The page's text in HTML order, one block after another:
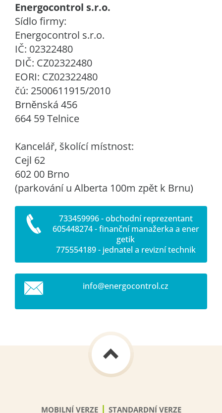
Energocontrol s.r.o.
Sídlo firmy:
Energocontrol s.r.o.
IČ: 02322480
DIČ: CZ02322480
EORI: CZ02322480
čú: 2500611915/2010
Brněnská 456
664 59 Telnice
Kancelář, školící místnost:
Cejl 62
602 00 Brno
(parkování u Alberta 100m zpět k Brnu)
733459996 - obchodní reprezentant
605448274 - finanční manažerka a ener
getik
775554189 - jednatel a revizní technik
info@energocontrol.cz
MOBILNÍ VERZE | STANDARDNÍ VERZE